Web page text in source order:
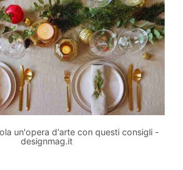
un'opera d'arte con questi consigli -
designmag.it